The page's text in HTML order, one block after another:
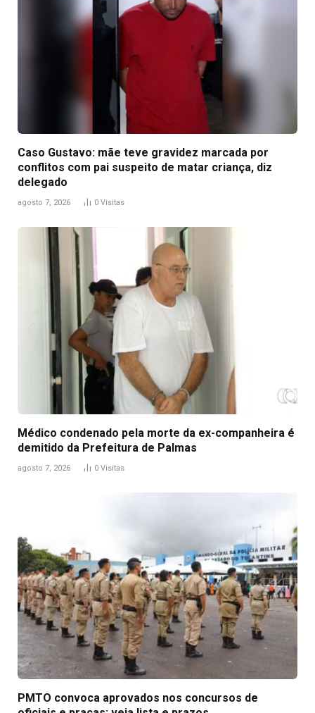
Caso Gustavo: mãe teve gravidez marcada por
conflitos com pai suspeito de matar criança, diz
delegado
agosto 7, 2026 0 Visitas
Médico condenado pela morte da ex-companheira é
demitido da Prefeitura de Palmas
agosto 7, 2026 0 Visitas
PMTO convoca aprovados nos concursos de